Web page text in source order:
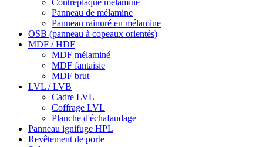
Panneau de mélamine
Panneau rainuré en mélamine
OSB (panneau à copeaux orientés)
MDF / HDF
MDF mélaminé
MDF fantaisie
MDF brut
LVL / LVB
Cadre LVL
Coffrage LVL
Planche d'échafaudage
Panneau ignifuge HPL
Revêtement de porte